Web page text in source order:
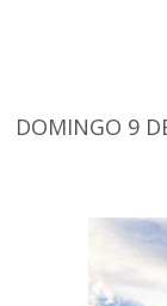
DOMINGO 9